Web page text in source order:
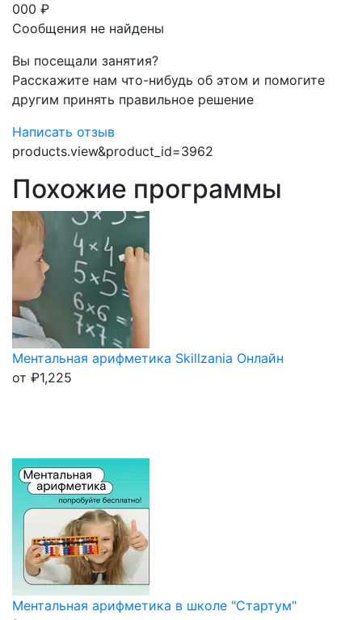
000 ₽​
Сообщения не найдены
Вы посещали занятия?
Расскажите нам что-нибудь об этом и помогите
другим принять правильное решение
Написать отзыв
products.view&product_id=3962
Похожие программы
Ментальная арифметика Skillzania Онлайн
от ₽1,225
Ментальная арифметика в школе "Стартум"